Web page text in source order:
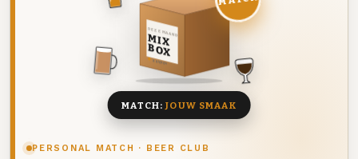
PERSONAL MATCH · BEER CLUB
DEZE MAAND
MIX
BOX
8 BIEREN
MATCH:JOUW SMAAK